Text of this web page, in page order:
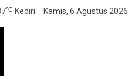
℃ Kediri Kamis, 6 Agustus 2026